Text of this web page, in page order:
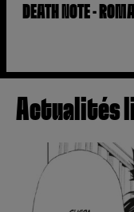
DEATH NOTE -
Actualités